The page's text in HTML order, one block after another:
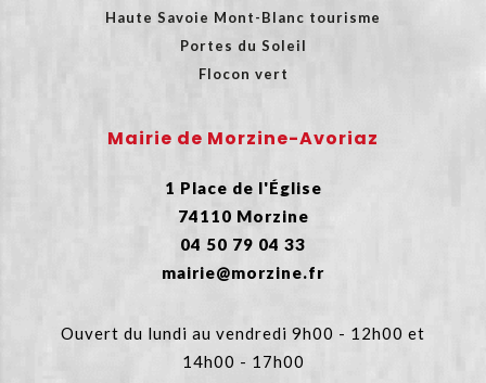
Haute Savoie Mont-Blanc tourisme
Portes du Soleil
Flocon vert
Mairie de Morzine-Avoriaz
1 Place de l'Église
74110 Morzine
04 50 79 04 33
mairie@morzine.fr
Ouvert du lundi au vendredi 9h00 - 12h00 et
14h00 - 17h00